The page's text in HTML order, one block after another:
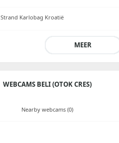
Strand Karlobag Kroatië
MEER
WEBCAMS BELI (OTOK CRES)
Nearby webcams (0)